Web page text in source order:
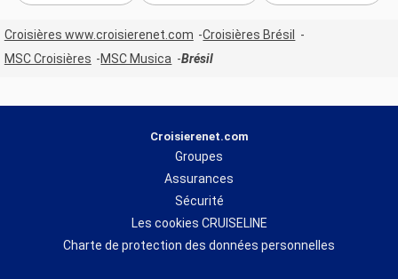
Croisières www.croisierenet.com
Croisières Brésil
MSC Croisières
MSC Musica Brésil
Croisierenet.com
Groupes
Assurances
Sécurité
Les cookies CRUISELINE
Charte de protection des données personnelles